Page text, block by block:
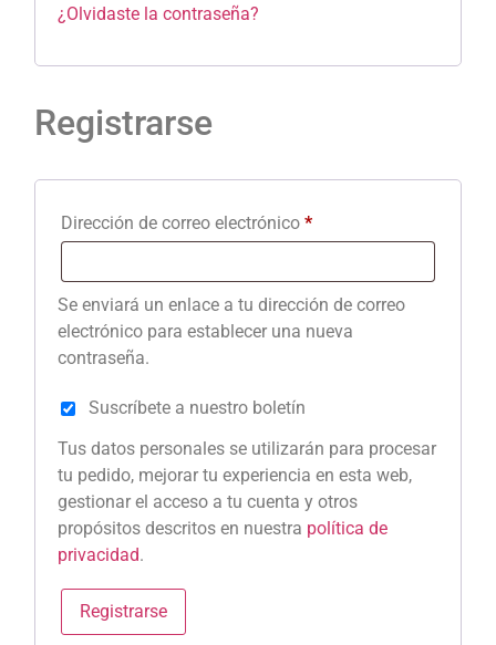
¿Olvidaste la contraseña?
Registrarse
Dirección de correo electrónico*
Se enviará un enlace a tu dirección de correo
electrónico para establecer una nueva
contraseña.
Suscríbete a nuestro boletín
Tus datos personales se utilizarán para procesar
tu pedido, mejorar tu experiencia en esta web,
gestionar el acceso a tu cuenta y otros
propósitos descritos en nuestra política de
privacidad.
Registrarse